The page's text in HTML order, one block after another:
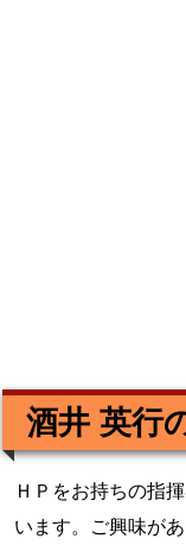
酒井 英行
ＨＰをお持ちの指
います。ご興味が